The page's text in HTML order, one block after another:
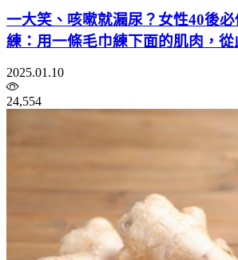
一大笑、咳嗽就漏尿？女性40後必
練：用一條毛巾練下面的肌肉，
2025.01.10
24,554